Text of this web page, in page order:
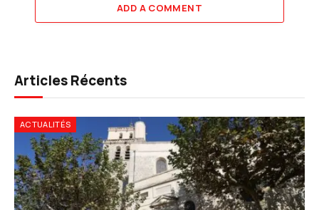
ADD A COMMENT
Articles Récents
ACTUALITÉS